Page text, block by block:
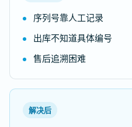
序列号靠人工记录
出库不知道具体编号
售后追溯困难
解决后